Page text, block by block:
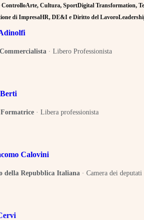
ControlloArte, Cultura, SportDigital Transformation,
di ImpresaHR, DE&I e Diritto del Lavoro
· Libero Professionista
Formatrice · Libera professionista
Calovini
della Repubblica Italiana · Camera dei deputati